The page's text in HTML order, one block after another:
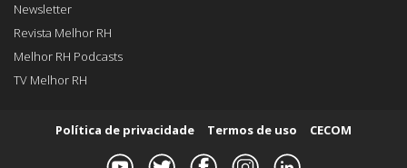
Newsletter
Revista Melhor RH
Melhor RH Podcasts
TV Melhor RH
Política de privacidade Termos de uso CECOM